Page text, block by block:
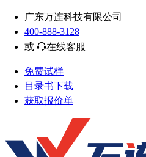
广东万连科技有限公司
400-888-3128
或
在线客服
免费试样
目录书下载
获取报价单